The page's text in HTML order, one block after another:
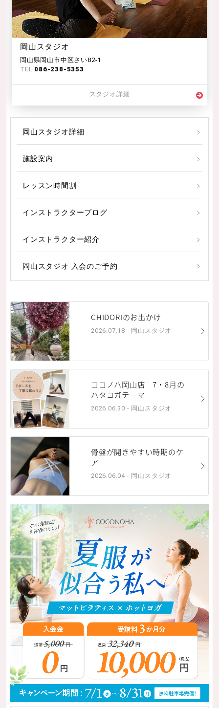
岡山スタジオ
岡山県岡山市中区さい82-1
TEL: 086-238-5353
スタジオ詳細
岡山スタジオ詳細
施設案内
レッスン時間割
インストラクターブログ
インストラクター紹介
岡山スタジオ 入会のご予約
CHIDORIのお出かけ
2026.07.18 - 岡山スタジオ
ココノハ岡山店 7・8月の
ハタヨガテーマ
2026.06.30 - 岡山スタジオ
骨盤が開きやすい時期のケ
ア
2026.06.04 - 岡山スタジオ